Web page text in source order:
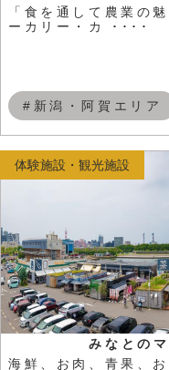
「食を通して農業の
ーカリー・カ ････
#新潟・阿賀エリア
みなとの
海鮮、お肉、青果、
体験施設・観光施設